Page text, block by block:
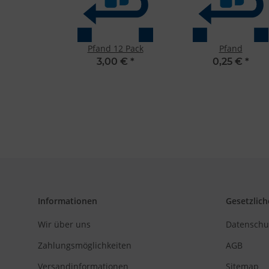
Pfand 12 Pack
3,00 € *
Pfand
0,25 € *
Informationen
Wir über uns
Zahlungsmöglichkeiten
Versandinformationen
AGB
Sitemap
Entwicklung
Verwendung
Verwendung